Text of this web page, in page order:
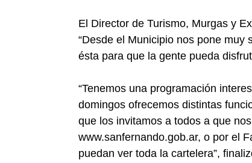
El Director de Turismo, Murgas y
“Desde el Municipio nos pone
ésta para que la gente pueda
“Tenemos una programación
domingos ofrecemos distintas
que los invitamos a todos a que
www.sanfernando.gob.ar, o por el
puedan ver toda la cartelera”,